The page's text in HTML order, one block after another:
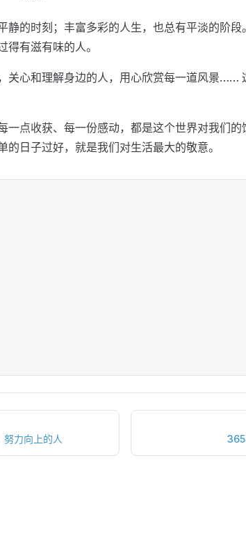
静的时刻；丰富多彩的人生，也总有平淡的阶
得有滋有味的人。
关心和理解身边的人，用心欣赏每一道风景……
一点收获、每一份感动，都是这个世界对我们
的日子过好，就是我们对生活最大的敬意。
力向上的人 365